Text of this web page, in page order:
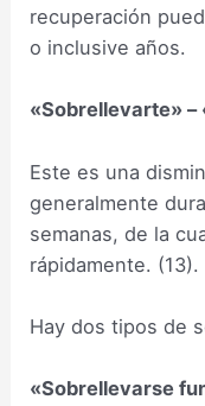
recuperación
o inclusive años.
«Sobrellevarte»
Este es una
generalmente
semanas, de la
rápidamente. (13).
Hay dos tipos de
«Sobrellevarse